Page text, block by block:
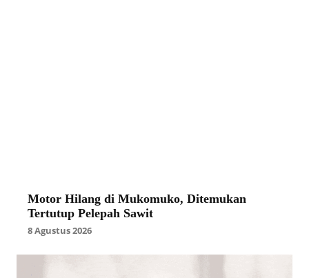
Motor Hilang di Mukomuko, Ditemukan
Tertutup Pelepah Sawit
8 Agustus 2026